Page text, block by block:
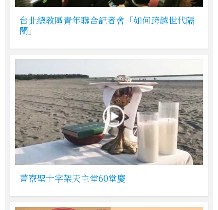
台北總教區青年聯合記者會「如何跨越世代隔
閡」
菁寮聖十字架天主堂60堂慶